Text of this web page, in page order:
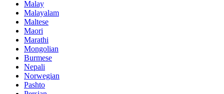
Malay
Malayalam
Maltese
Maori
Marathi
Mongolian
Burmese
Nepali
Norwegian
Pashto